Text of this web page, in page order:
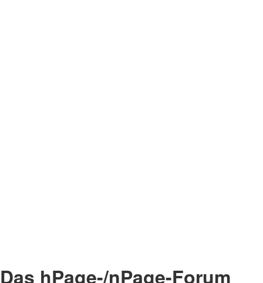
Das hPage-/nPage-Forum